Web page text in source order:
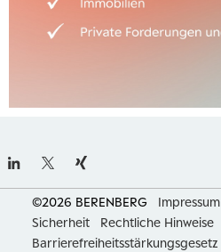
©2026 BERENBERG Impressum
Sicherheit
Rechtliche Hinweise
Barrierefreiheitsstärkungsgesetz